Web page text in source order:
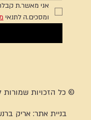
ומסכים.ה לתנאי
© כל הזכויות שמורות
בניית אתר:אריק